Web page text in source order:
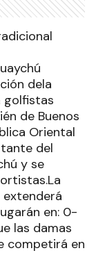
dela
golfistas
de Buenos
Oriental
del
y se
extenderá
en: 0-
las damas
competirá en